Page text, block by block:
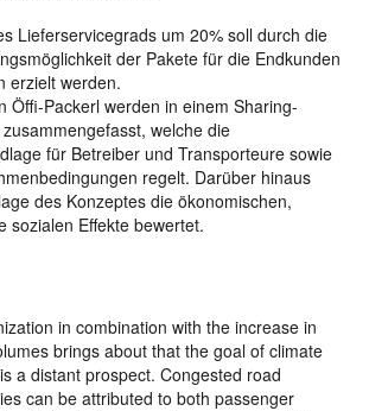
Lieferservicegrads um 20% soll durch die
der Pakete für die Endkunden
erzielt werden.
Öffi-Packerl werden in einem Sharing-
welche die
für Betreiber und Transporteure sowie
regelt. Darüber hinaus
des Konzeptes die ökonomischen,
sozialen Effekte bewertet.
in combination with the increase in
brings about that the goal of climate
a distant prospect. Congested road
can be attributed to both passenger